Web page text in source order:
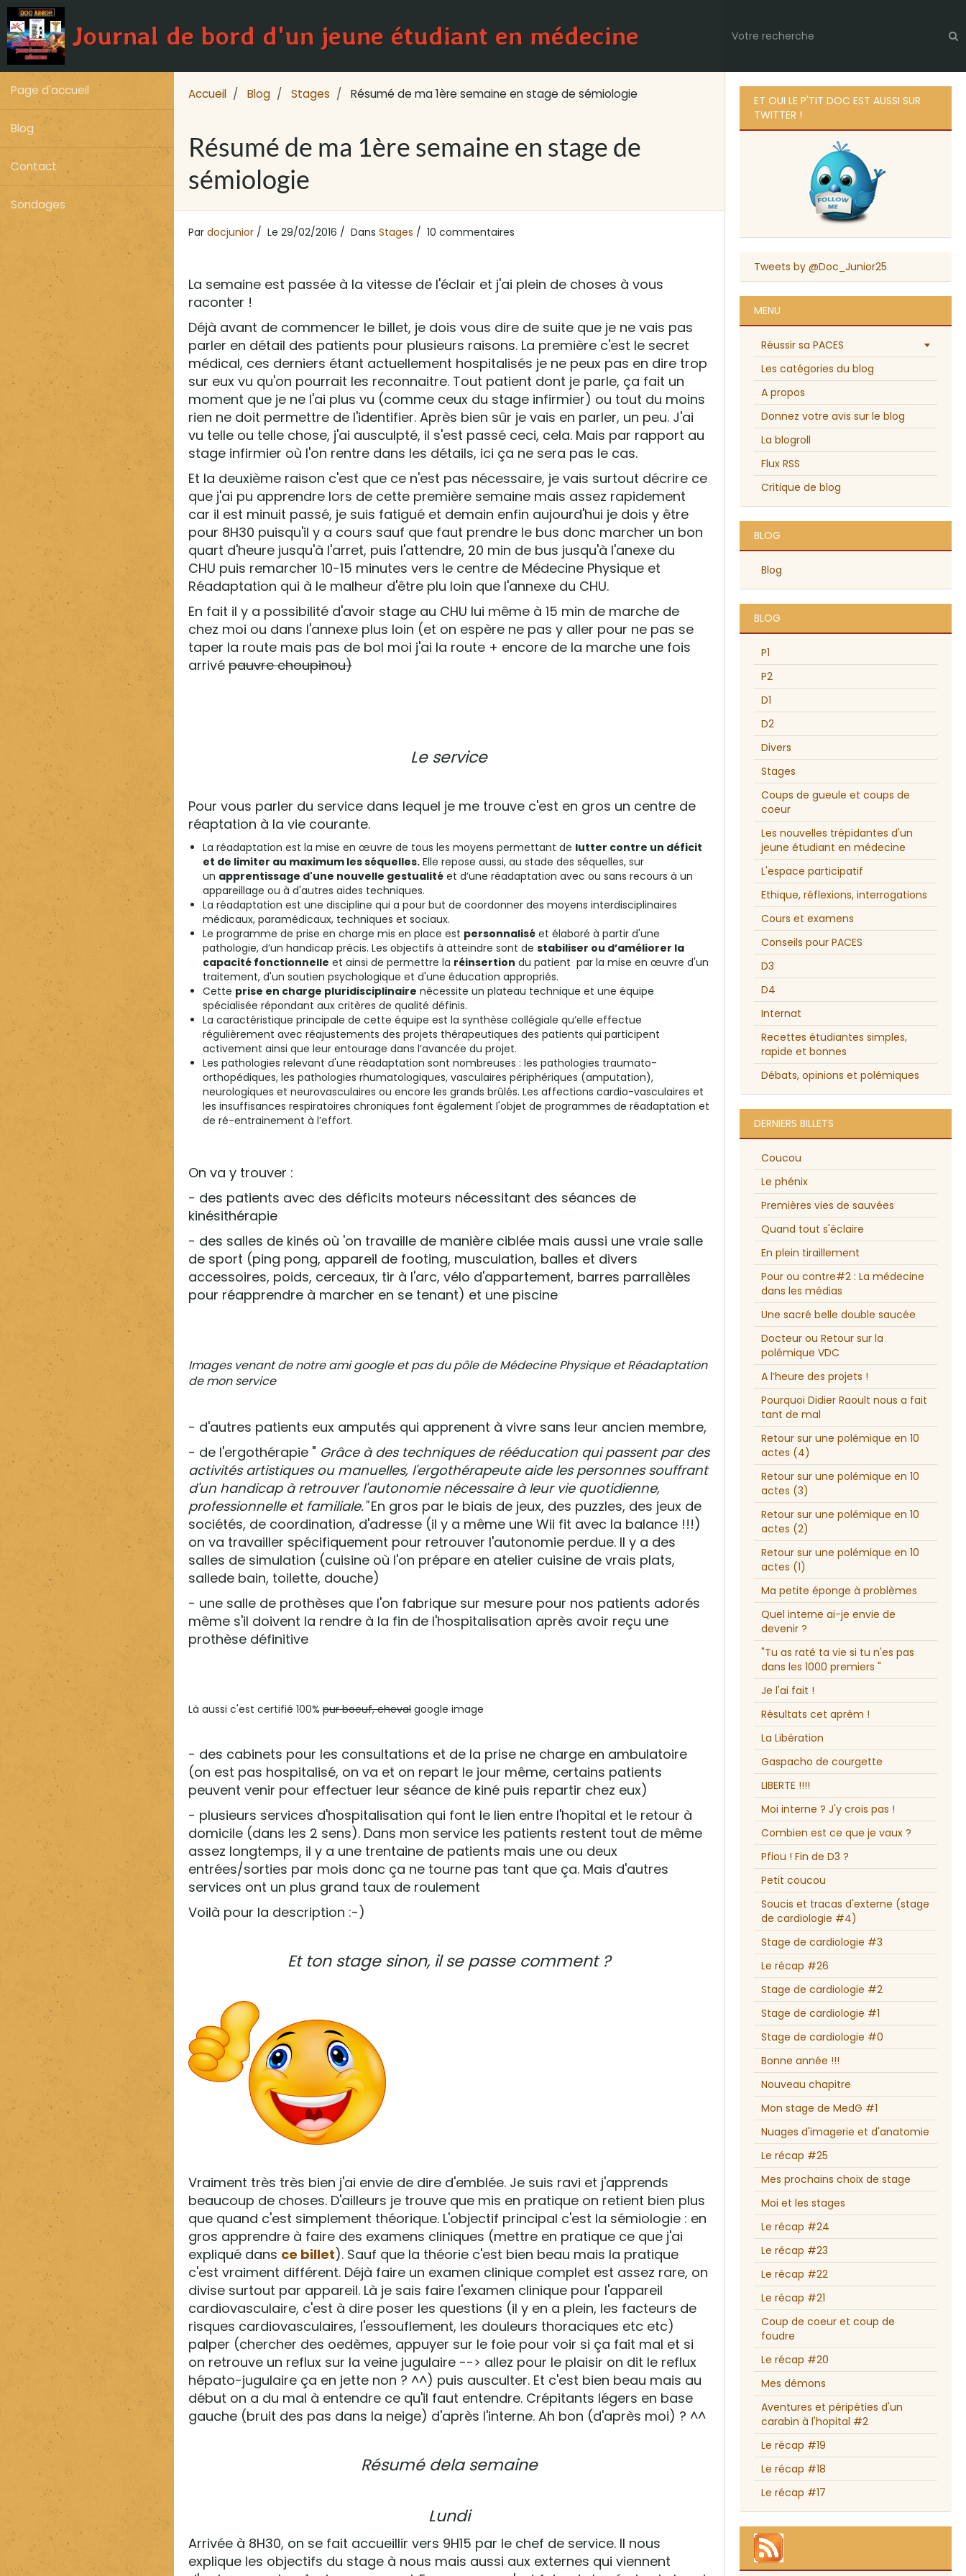
Journal de bord d'un jeune étudiant en médecine
Page d'accueil
Blog
Contact
Sondages
Accueil Blog Stages Résumé de ma 1ère semaine en stage de sémiologie
Résumé de ma 1ère semaine en stage de
sémiologie
Par docjunior Le 29/02/2016 Dans Stages 10 commentaires
La semaine est passée à la vitesse de l'éclair et j'ai plein de choses à vous
raconter !
Déjà avant de commencer le billet, je dois vous dire de suite que je ne vais pas
parler en détail des patients pour plusieurs raisons. La première c'est le secret
médical, ces derniers étant actuellement hospitalisés je ne peux pas en dire trop
sur eux vu qu'on pourrait les reconnaitre. Tout patient dont je parle, ça fait un
moment que je ne l'ai plus vu (comme ceux du stage infirmier) ou tout du moins
rien ne doit permettre de l'identifier. Après bien sûr je vais en parler, un peu. J'ai
vu telle ou telle chose, j'ai ausculpté, il s'est passé ceci, cela. Mais par rapport au
stage infirmier où l'on rentre dans les détails, ici ça ne sera pas le cas.
Et la deuxième raison c'est que ce n'est pas nécessaire, je vais surtout décrire ce
que j'ai pu apprendre lors de cette première semaine mais assez rapidement
car il est minuit passé, je suis fatigué et demain enfin aujourd'hui je dois y être
pour 8H30 puisqu'il y a cours sauf que faut prendre le bus donc marcher un bon
quart d'heure jusqu'à l'arret, puis l'attendre, 20 min de bus jusqu'à l'anexe du
CHU puis remarcher 10-15 minutes vers le centre de Médecine Physique et
Réadaptation qui à le malheur d'être plu loin que l'annexe du CHU.
En fait il y a possibilité d'avoir stage au CHU lui même à 15 min de marche de
chez moi ou dans l'annexe plus loin (et on espère ne pas y aller pour ne pas se
taper la route mais pas de bol moi j'ai la route + encore de la marche une fois
arrivé pauvre choupinou)
Le service
Pour vous parler du service dans lequel je me trouve c'est en gros un centre de
réaptation à la vie courante.
La réadaptation est la mise en œuvre de tous les moyens permettant de lutter contre un déficit
et de limiter au maximum les séquelles.Elle repose aussi, au stade des séquelles, sur
un apprentissage d'une nouvelle gestualitéet d’une réadaptation avec ou sans recours à un
appareillage ou à d'autres aides techniques.
La réadaptation est une discipline qui a pour but de coordonner des moyens interdisciplinaires
médicaux, paramédicaux, techniques et sociaux.
Le programme de prise en charge mis en place est personnaliséet élaboré à partir d'une
pathologie, d’un handicap précis. Les objectifs à atteindre sont de stabiliser ou d’améliorer la
capacité fonctionnelle et ainsi de permettre la réinsertion du patient par la mise en œuvre d'un
traitement, d'un soutien psychologique et d'une éducation appropriés.
Cette prise en charge pluridisciplinaire nécessite un plateau technique et une équipe
spécialisée répondant aux critères de qualité définis.
La caractéristique principale de cette équipe est la synthèse collégiale qu’elle effectue
régulièrement avec réajustements des projets thérapeutiques des patients qui participent
activement ainsi que leur entourage dans l’avancée du projet.
Les pathologies relevant d'une réadaptation sont nombreuses : les pathologies traumato-
orthopédiques, les pathologies rhumatologiques, vasculaires périphériques (amputation),
neurologiques et neurovasculaires ou encore les grands brûlés. Les affections cardio-vasculaires et
les insuffisances respiratoires chroniques font également l'objet de programmes de réadaptation et
de ré-entrainement à l’effort.
On va y trouver :
- des patients avec des déficits moteurs nécessitant des séances de
kinésithérapie
- des salles de kinés où 'on travaille de manière ciblée mais aussi une vraie salle
de sport (ping pong, appareil de footing, musculation, balles et divers
accessoires, poids, cerceaux, tir à l'arc, vélo d'appartement, barres parrallèles
pour réapprendre à marcher en se tenant) et une piscine
Images venant de notre ami google et pas du pôle de Médecine Physique et Réadaptation
de mon service
- d'autres patients eux amputés qui apprenent à vivre sans leur ancien membre,
- de l'ergothérapie " Grâce à des techniques de rééducation qui passent par des
activités artistiques ou manuelles, l'ergothérapeute aide les personnes souffrant
d'un handicap à retrouver l'autonomie nécessaire à leur vie quotidienne,
professionnelle et familiale."En gros par le biais de jeux, des puzzles, des jeux de
sociétés, de coordination, d'adresse (il y a même une Wii fit avec la balance !!!)
on va travailler spécifiquement pour retrouver l'autonomie perdue. Il y a des
salles de simulation (cuisine où l'on prépare en atelier cuisine de vrais plats,
sallede bain, toilette, douche)
- une salle de prothèses que l'on fabrique sur mesure pour nos patients adorés
même s'il doivent la rendre à la fin de l'hospitalisation après avoir reçu une
prothèse définitive
Là aussi c'est certifié 100% pur boeuf, chevalgoogle image
- des cabinets pour les consultations et de la prise ne charge en ambulatoire
(on est pas hospitalisé, on va et on repart le jour même, certains patients
peuvent venir pour effectuer leur séance de kiné puis repartir chez eux)
- plusieurs services d'hospitalisation qui font le lien entre l'hopital et le retour à
domicile (dans les 2 sens). Dans mon service les patients restent tout de même
assez longtemps, il y a une trentaine de patients mais une ou deux
entrées/sorties par mois donc ça ne tourne pas tant que ça. Mais d'autres
services ont un plus grand taux de roulement
Voilà pour la description :-)
Et ton stage sinon, il se passe comment ?
Vraiment très très bien j'ai envie de dire d'emblée. Je suis ravi et j'apprends
beaucoup de choses. D'ailleurs je trouve que mis en pratique on retient bien plus
que quand c'est simplement théorique. L'objectif principal c'est la sémiologie : en
gros apprendre à faire des examens cliniques (mettre en pratique ce que j'ai
expliqué dans ce billet). Sauf que la théorie c'est bien beau mais la pratique
c'est vraiment différent. Déjà faire un examen clinique complet est assez rare, on
divise surtout par appareil. Là je sais faire l'examen clinique pour l'appareil
cardiovasculaire, c'est à dire poser les questions (il y en a plein, les facteurs de
risques cardiovasculaires, l'essouflement, les douleurs thoraciques etc etc)
palper (chercher des oedèmes, appuyer sur le foie pour voir si ça fait mal et si
on retrouve un reflux sur la veine jugulaire --> allez pour le plaisir on dit le reflux
hépato-jugulaire ça en jette non ? ^^) puis ausculter. Et c'est bien beau mais au
début on a du mal à entendre ce qu'il faut entendre. Crépitants légers en base
gauche (bruit des pas dans la neige) d'après l'interne. Ah bon (d'après moi) ? ^^
Résumé dela semaine
Lundi
Arrivée à 8H30, on se fait accueillir vers 9H15 par le chef de service. Il nous
explique les objectifs du stage à nous mais aussi aux externes qui viennent
ET OUI LE P'TIT DOC EST AUSSI SUR
TWITTER !
Tweets by @Doc_Junior25
MENU
Réussir sa PACES
Les catégories du blog
A propos
Donnez votre avis sur le blog
La blogroll
Flux RSS
Critique de blog
BLOG
Blog
BLOG
P1
P2
D1
D2
Divers
Stages
Coups de gueule et coups de
coeur
Les nouvelles trépidantes d'un
jeune étudiant en médecine
L'espace participatif
Ethique, réflexions, interrogations
Cours et examens
Conseils pour PACES
D3
D4
Internat
Recettes étudiantes simples,
rapide et bonnes
Débats, opinions et polémiques
DERNIERS BILLETS
Coucou
Le phénix
Premières vies de sauvées
Quand tout s'éclaire
En plein tiraillement
Pour ou contre#2 : La médecine
dans les médias
Une sacré belle double saucée
Docteur ou Retour sur la
polémique VDC
A l’heure des projets !
Pourquoi Didier Raoult nous a fait
tant de mal
Retour sur une polémique en 10
actes (4)
Retour sur une polémique en 10
actes (3)
Retour sur une polémique en 10
actes (2)
Retour sur une polémique en 10
actes (1)
Ma petite éponge à problèmes
Quel interne ai-je envie de
devenir ?
"Tu as raté ta vie si tu n'es pas
dans les 1000 premiers "
Je l'ai fait !
Résultats cet aprèm !
La Libération
Gaspacho de courgette
LIBERTE !!!!
Moi interne ? J'y crois pas !
Combien est ce que je vaux ?
Pfiou ! Fin de D3 ?
Petit coucou
Soucis et tracas d'externe (stage
de cardiologie #4)
Stage de cardiologie #3
Le récap #26
Stage de cardiologie #2
Stage de cardiologie #1
Stage de cardiologie #0
Bonne année !!!
Nouveau chapitre
Mon stage de MedG #1
Nuages d'imagerie et d'anatomie
Le récap #25
Mes prochains choix de stage
Moi et les stages
Le récap #24
Le récap #23
Le récap #22
Le récap #21
Coup de coeur et coup de
foudre
Le récap #20
Mes démons
Aventures et péripéties d'un
carabin à l'hopital #2
Le récap #19
Le récap #18
Le récap #17